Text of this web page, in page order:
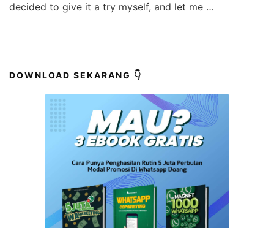
decided to give it a try myself, and let me …
DOWNLOAD SEKARANG 👇